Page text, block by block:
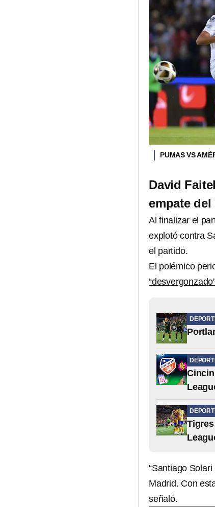
PUMAS VS
David
empate del
Al finalizar el
explotó contra
el partido.
El polémico
“Santiago
Madrid. Con
señaló.